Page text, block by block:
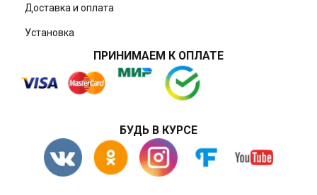
Доставка и оплата
Установка
ПРИНИМАЕМ К ОПЛАТЕ
БУДЬ В КУРСЕ